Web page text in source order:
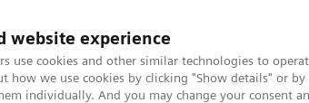
website experience
use cookies and other similar technologies to
how we use cookies by clicking "Show details" or
individually. And you may change your consent